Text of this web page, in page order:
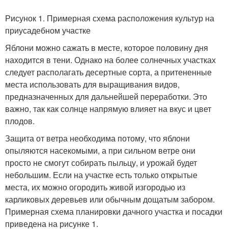
Рисунок 1. Примерная схема расположения культур на
приусадебном участке
Яблони можно сажать в месте, которое половину дня
находится в тени. Однако на более солнечных участках
следует располагать десертные сорта, а притененные
места использовать для выращивания видов,
предназначенных для дальнейшей переработки. Это
важно, так как солнце напрямую влияет на вкус и цвет
плодов.
Защита от ветра необходима потому, что яблони
опыляются насекомыми, а при сильном ветре они
просто не смогут собирать пыльцу, и урожай будет
небольшим. Если на участке есть только открытые
места, их можно огородить живой изгородью из
карликовых деревьев или обычным дощатым забором.
Примерная схема планировки дачного участка и посадки
приведена на рисунке 1.